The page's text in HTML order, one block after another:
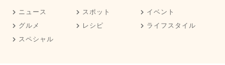
ニュース スポット
イベント
グルメ
レシピ
ライフスタイル
スペシャル